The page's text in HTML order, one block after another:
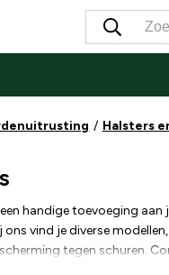
Halsters
handige toevoeging
vind je diverse
tegen schuren.